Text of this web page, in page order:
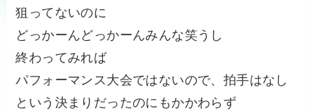
狙ってないのに
どっかーんどっかーんみんな笑うし
終わってみれば
パフォーマンス大会ではないので、拍手はなし
という決まりだったのにもかかわらず